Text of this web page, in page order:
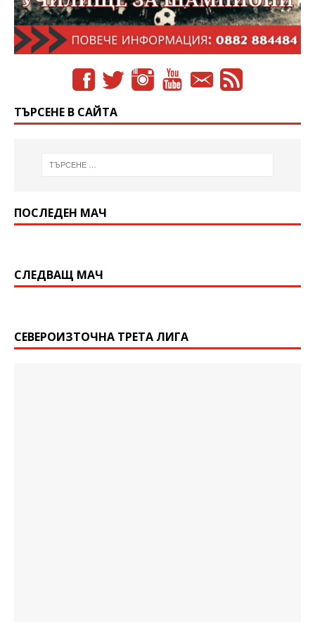
ТЪРСЕНЕ В САЙТА
ПОСЛЕДЕН МАЧ
СЛЕДВАЩ МАЧ
СЕВЕРОИЗТОЧНА ТРЕТА ЛИГА